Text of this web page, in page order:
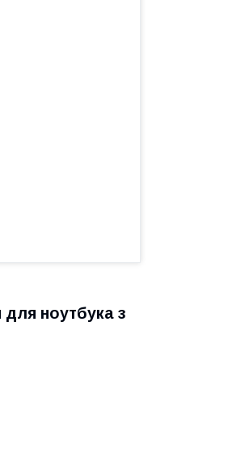
для ноутбука з